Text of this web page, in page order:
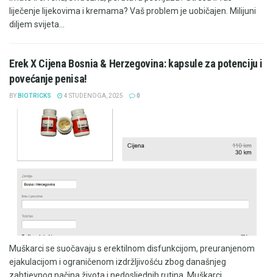
liječenje lijekovima i kremama? Vaš problem je uobičajen. Milijuni
diljem svijeta...
Erek X Cijena Bosnia & Herzegovina: kapsule za potenciju i
povećanje penisa!
BY BIOTRICKS 4 STUDENOGA, 2025 0
Muškarci se suočavaju s erektilnom disfunkcijom, preuranjenom
ejakulacijom i ograničenom izdržljivošću zbog današnjeg